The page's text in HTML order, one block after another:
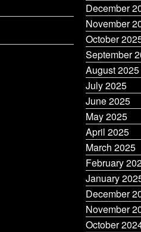
December
November
October
September
August 2025
July 2025
June 2025
May 2025
April 2025
March 2025
February
January
December
November
October